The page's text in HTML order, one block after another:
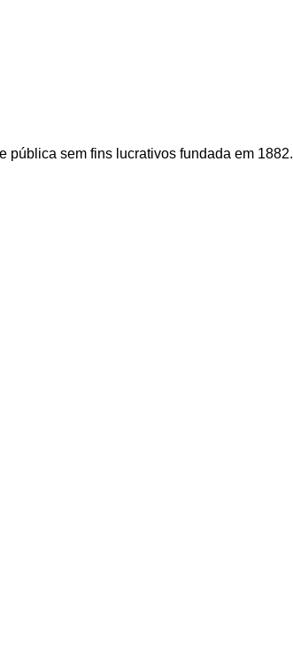
sem fins lucrativos fundada em 1882.